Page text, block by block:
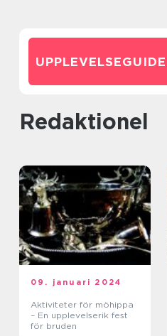
redaktionel
09. januari 2024
Aktiviteter för möhippa
– En upplevelserik fest
för bruden